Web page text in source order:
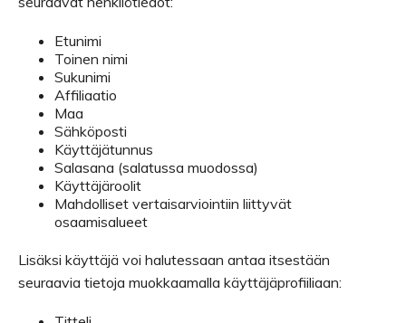
Etunimi
Toinen nimi
Sukunimi
Affiliaatio
Maa
Sähköposti
Käyttäjätunnus
Salasana (salatussa muodossa)
Käyttäjäroolit
Mahdolliset vertaisarviointiin liittyvät
osaamisalueet
Lisäksi käyttäjä voi halutessaan antaa itsestään
seuraavia tietoja muokkaamalla käyttäjäprofiiliaan: